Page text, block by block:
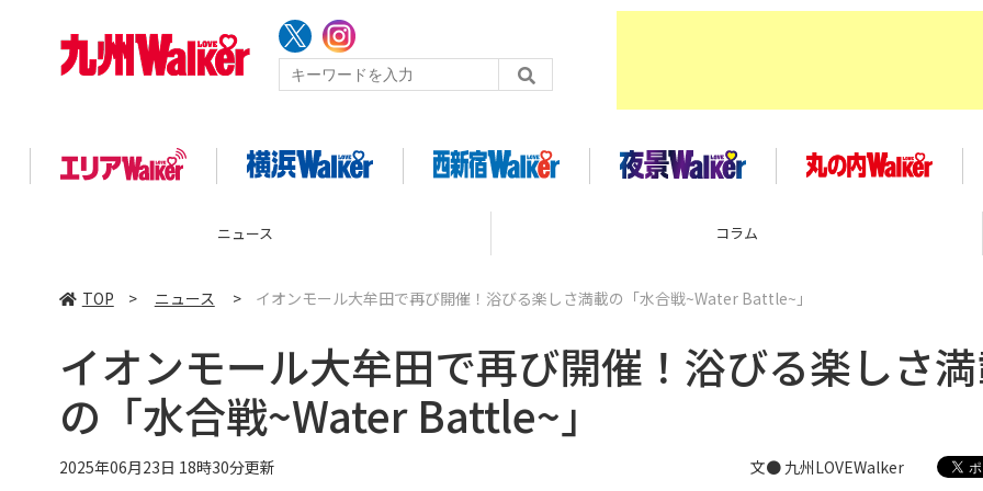
ニュース コラム
TOP > ニュース > イオンモール大牟田で再び開催！浴びる楽しさ満載の「水合戦~Water Battle~」
イオンモール大牟田で再び開催！浴びる楽しさ
の「水合戦~Water Battle~」
2025年06月23日 18時30分更新 文● 九州LOVEWalker